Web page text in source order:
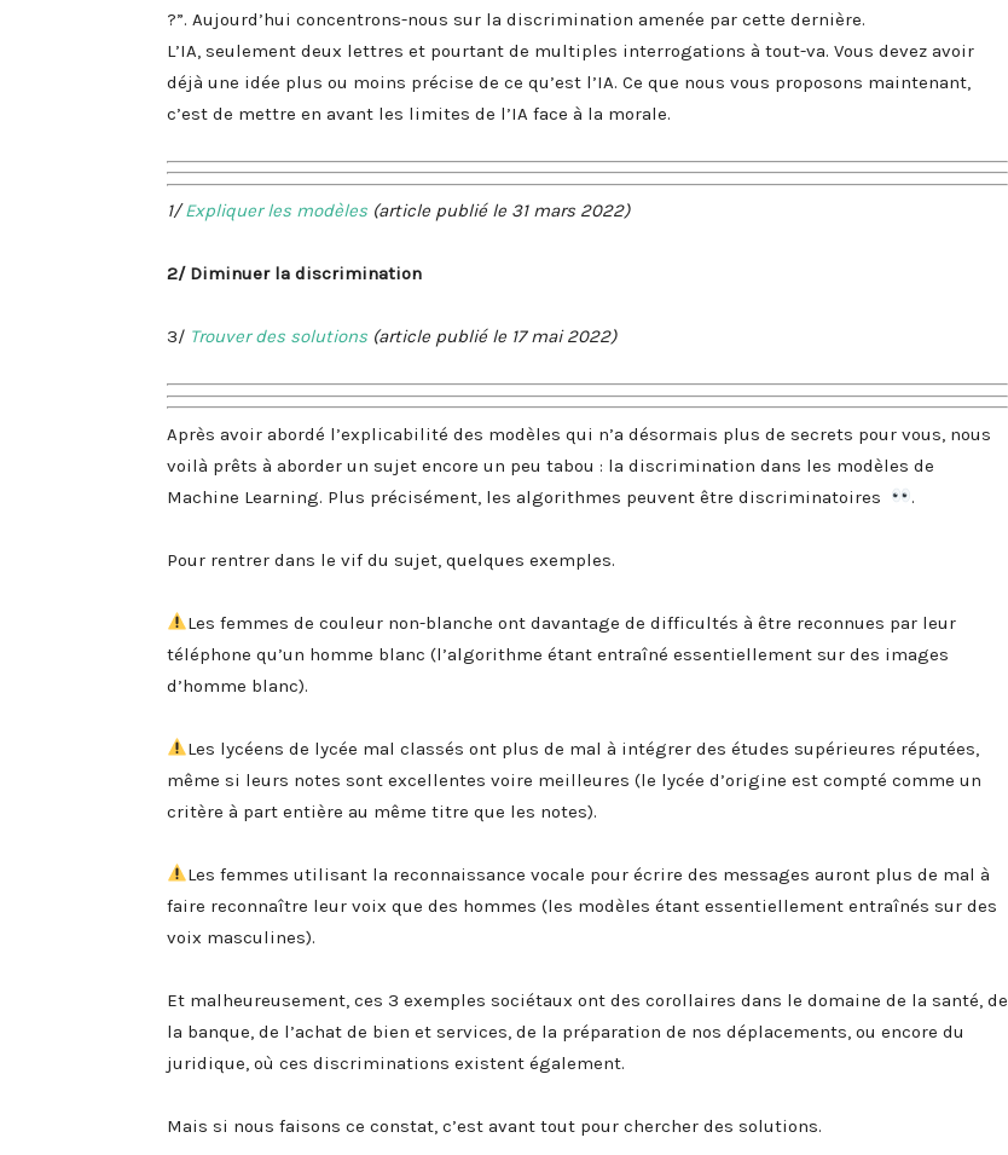
?”. Aujourd’hui concentrons-nous sur la discrimination amenée par cette dernière.
L’IA, seulement deux lettres et pourtant de multiples interrogations à tout-va. Vous devez avoir
déjà une idée plus ou moins précise de ce qu’est l’IA. Ce que nous vous proposons maintenant,
c’est de mettre en avant les limites de l’IA face à la morale.
1/Expliquer les modèles (article publié le 31 mars 2022)
2/ Diminuer la discrimination
3/ Trouver des solutions (article publié le 17 mai 2022)
Après avoir abordé l’explicabilité des modèles qui n’a désormais plus de secrets pour vous, nous
voilà prêts à aborder un sujet encore un peu tabou : la discrimination dans les modèles de
Machine Learning. Plus précisément, les algorithmes peuvent être discriminatoires
.
Pour rentrer dans le vif du sujet, quelques exemples.
Les femmes de couleur non-blanche ont davantage de difficultés à être reconnues par leur
téléphone qu’un homme blanc (l’algorithme étant entraîné essentiellement sur des images
d’homme blanc).
Les lycéens de lycée mal classés ont plus de mal à intégrer des études supérieures réputées,
même si leurs notes sont excellentes voire meilleures (le lycée d’origine est compté comme un
critère à part entière au même titre que les notes).
Les femmes utilisant la reconnaissance vocale pour écrire des messages auront plus de mal à
faire reconnaître leur voix que des hommes (les modèles étant essentiellement entraînés sur des
voix masculines).
Et malheureusement, ces 3 exemples sociétaux ont des corollaires dans le domaine de la santé, de
la banque, de l’achat de bien et services, de la préparation de nos déplacements, ou encore du
juridique, où ces discriminations existent également.
Mais si nous faisons ce constat, c’est avant tout pour chercher des solutions.